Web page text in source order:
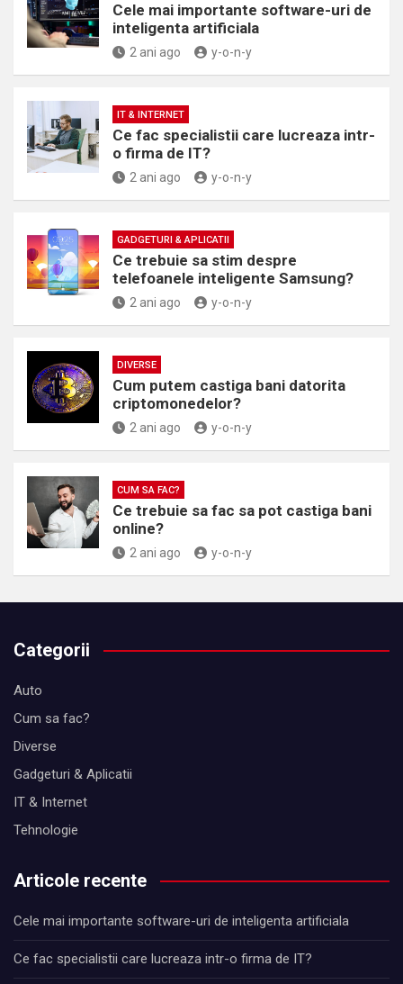
Cele mai importante software-uri de
inteligenta artificiala
2 ani ago y-o-n-y
IT & INTERNET
Ce fac specialistii care lucreaza intr-
o firma de IT?
2 ani ago y-o-n-y
GADGETURI & APLICATII
Ce trebuie sa stim despre
telefoanele inteligente Samsung?
2 ani ago y-o-n-y
DIVERSE
Cum putem castiga bani datorita
criptomonedelor?
2 ani ago y-o-n-y
CUM SA FAC?
Ce trebuie sa fac sa pot castiga bani
online?
2 ani ago y-o-n-y
Categorii
Auto
Cum sa fac?
Diverse
Gadgeturi & Aplicatii
IT & Internet
Tehnologie
Articole recente
Cele mai importante software-uri de inteligenta artificiala
Ce fac specialistii care lucreaza intr-o firma de IT?